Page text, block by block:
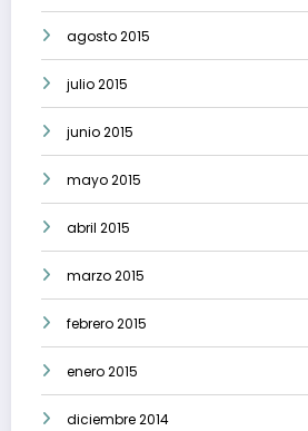
agosto 2015
julio 2015
junio 2015
mayo 2015
abril 2015
marzo 2015
febrero 2015
enero 2015
diciembre 2014